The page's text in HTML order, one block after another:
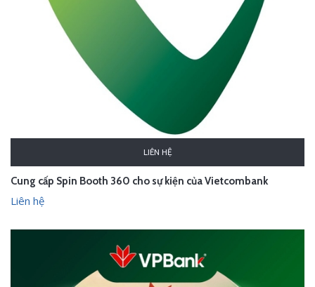
LIÊN HỆ
Cung cấp Spin Booth 360 cho sự kiện của Vietcombank
Liên hệ